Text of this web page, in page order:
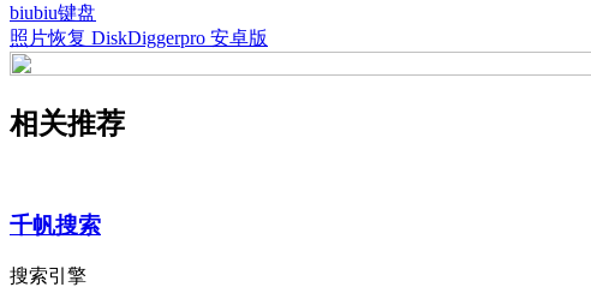
biubiu键盘
照片恢复 DiskDiggerpro 安卓版
相关推荐
千帆搜索
搜索引擎